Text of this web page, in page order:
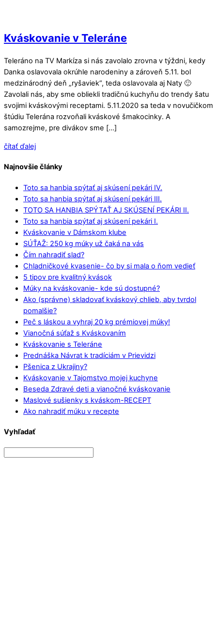
Kváskovanie v Teleráne
Teleráno na TV Markíza si nás zavolalo zrovna v týždni, kedy
Danka oslavovala okrúhle narodeniny a zároveň 5.11. bol
medzinárodný deň „ryšaviek“, teda oslavovala aj Naty 🙂
Zavolali nás, aby sme obliekli tradičnú kuchyňu do trendy šatu
svojimi kváskovými receptami. 5.11.2020 sa teda v novučičkom
štúdiu Telerána rozvoňali kváskové šmakocinky. A
samozrejme, pre divákov sme […]
čítať ďalej
Najnovšie články
Toto sa hanbia spýtať aj skúsení pekári IV.
Toto sa hanbia spýtať aj skúsení pekári III.
TOTO SA HANBIA SPÝTAŤ AJ SKÚSENÍ PEKÁRI II.
Toto sa hanbia spýtať aj skúsení pekári I.
Kváskovanie v Dámskom klube
SÚŤAŽ: 250 kg múky už čaká na vás
Čím nahradiť slad?
Chladničkové kvasenie- čo by si mala o ňom vedieť
5 tipov pre kvalitný kvások
Múky na kváskovanie- kde sú dostupné?
Ako (správne) skladovať kváskový chlieb, aby tvrdol
pomalšie?
Peč s láskou a vyhraj 20 kg prémiovej múky!
Vianočná súťaž s Kváskovaním
Kváskovanie s Teleráne
Prednáška Návrat k tradíciám v Prievidzi
Pšenica z Ukrajiny?
Kváskovanie v Tajomstvo mojej kuchyne
Beseda Zdravé deti a vianočné kváskovanie
Maslové sušienky s kváskom-RECEPT
Ako nahradiť múku v recepte
Vyhľadať